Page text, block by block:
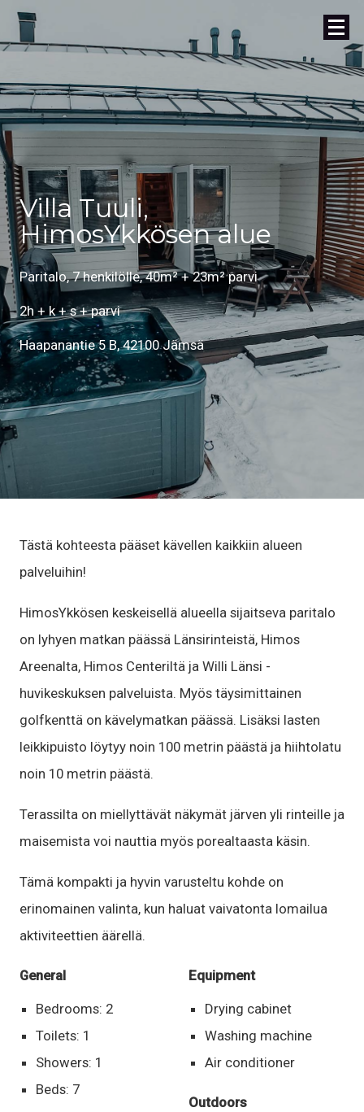
Villa Tuuli,
HimosYkkösen alue
Paritalo, 7 henkilölle, 40m² + 23m² parvi
2h + k + s + parvi
Haapanantie 5 B, 42100 Jämsä
Tästä kohteesta pääset kävellen kaikkiin alueen
palveluihin!
HimosYkkösen keskeisellä alueella sijaitseva paritalo
on lyhyen matkan päässä Länsirinteistä, Himos
Areenalta, Himos Centeriltä ja Willi Länsi -
huvikeskuksen palveluista. Myös täysimittainen
golfkenttä on kävelymatkan päässä. Lisäksi lasten
leikkipuisto löytyy noin 100 metrin päästä ja hiihtolatu
noin 10 metrin päästä.
Terassilta on miellyttävät näkymät järven yli rinteille ja
maisemista voi nauttia myös porealtaasta käsin.
Tämä kompakti ja hyvin varusteltu kohde on
erinomainen valinta, kun haluat vaivatonta lomailua
aktiviteettien äärellä.
General
Bedrooms: 2
Toilets: 1
Showers: 1
Beds: 7
Equipment
Drying cabinet
Washing machine
Air conditioner
Outdoors